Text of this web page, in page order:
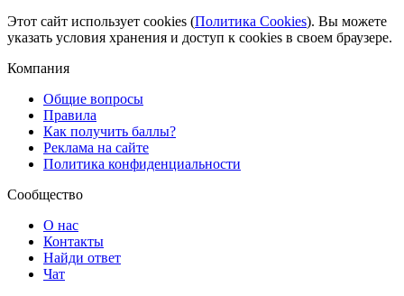
Этот сайт использует cookies (Политика Cookies). Вы можете
указать условия хранения и доступ к cookies в своем браузере.
Компания
Общие вопросы
Правила
Как получить баллы?
Реклама на сайте
Политика конфиденциальности
Сообщество
О нас
Контакты
Найди ответ
Чат